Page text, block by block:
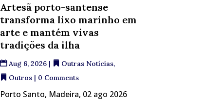
Artesã porto-santense
transforma lixo marinho em
arte e mantém vivas
tradições da ilha
Aug 6, 2026| Outras Notícias,
Outros| 0 Comments
Porto Santo, Madeira, 02 ago 2026